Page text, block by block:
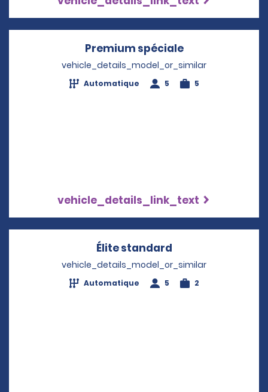
Premium spécialeOpens in a
vehicle_details_model_or_similar
Automatique 5 5
vehicle_details_link_text
Élite standard
vehicle_details_model_or_similar
Automatique 5 2